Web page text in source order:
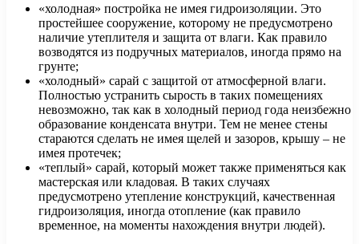
«холодная» постройка не имея гидроизоляции. Это
простейшее сооружение, которому не предусмотрено
наличие утеплителя и защита от влаги. Как правило
возводятся из подручных материалов, иногда прямо на
грунте;
«холодный» сарай с защитой от атмосферной влаги.
Полностью устранить сырость в таких помещениях
невозможно, так как в холодный период года неизбежно
образование конденсата внутри. Тем не менее стены
стараются сделать не имея щелей и зазоров, крышу – не
имея протечек;
«теплый» сарай, который может также применяться как
мастерская или кладовая. В таких случаях
предусмотрено утепление конструкций, качественная
гидроизоляция, иногда отопление (как правило
временное, на моменты нахождения внутри людей).